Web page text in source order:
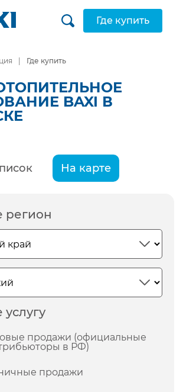
Где купить
Где купить
BAXI В
На карте
регион
продажи (официальные
в РФ)
продажи